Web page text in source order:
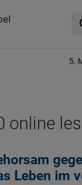
5.
online
Leben im